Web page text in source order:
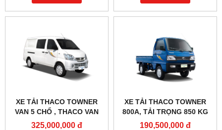
XE TẢI THACO TOWNER
VAN 5 CHỔ , THACO VAN
5S
325,000,000 đ
XE TẢI THACO TOWNER
800A, TẢI TRỌNG 850 KG
ĐẾN 990 KG
190,500,000 đ